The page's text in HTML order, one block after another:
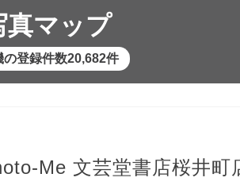
真マップ
の登録件数20,682件
Me 文芸堂書店桜井